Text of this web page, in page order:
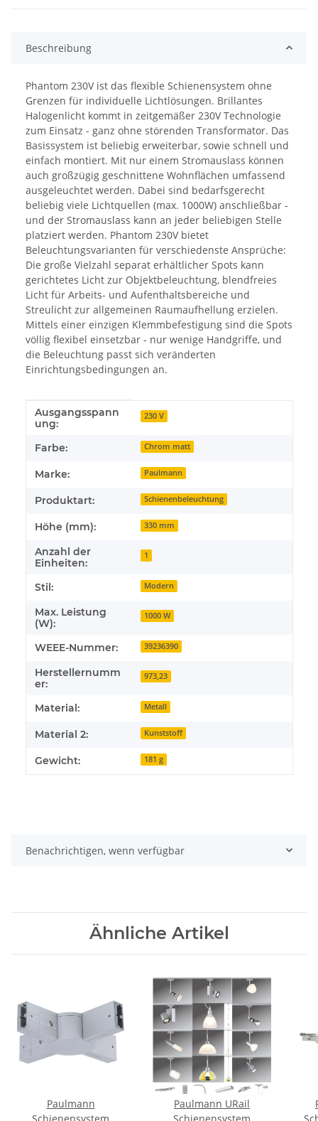
Beschreibung
Phantom 230V ist das flexible Schienensystem ohne
Grenzen für individuelle Lichtlösungen. Brillantes
Halogenlicht kommt in zeitgemäßer 230V Technologie
zum Einsatz - ganz ohne störenden Transformator. Das
Basissystem ist beliebig erweiterbar, sowie schnell und
einfach montiert. Mit nur einem Stromauslass können
auch großzügig geschnittene Wohnflächen umfassend
ausgeleuchtet werden. Dabei sind bedarfsgerecht
beliebig viele Lichtquellen (max. 1000W) anschließbar -
und der Stromauslass kann an jeder beliebigen Stelle
platziert werden. Phantom 230V bietet
Beleuchtungsvarianten für verschiedenste Ansprüche:
Die große Vielzahl separat erhältlicher Spots kann
gerichtetes Licht zur Objektbeleuchtung, blendfreies
Licht für Arbeits- und Aufenthaltsbereiche und
Streulicht zur allgemeinen Raumaufhellung erzielen.
Mittels einer einzigen Klemmbefestigung sind die Spots
völlig flexibel einsetzbar - nur wenige Handgriffe, und
die Beleuchtung passt sich veränderten
Einrichtungsbedingungen an.
Produkteigenschaft
Wert
Ausgangsspann
ung:
230 V
Farbe: Chrom matt
Marke: Paulmann
Produktart: Schienenbeleuchtung
Höhe (mm): 330 mm
Anzahl der
Einheiten:
1
Stil: Modern
Max. Leistung
(W):
1000 W
WEEE-Nummer: 39236390
Herstellernumm
er:
973,23
Material: Metall
Material 2: Kunststoff
Gewicht: 181 g
Benachrichtigen, wenn verfügbar
Ähnliche Artikel
Paulmann
Paulmann URail